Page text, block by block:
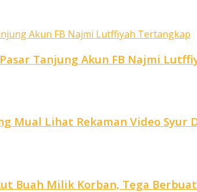
Tanjung Akun FB Najmi
Mual Lihat Rekaman Video Syur
Buah Milik Korban, Tega